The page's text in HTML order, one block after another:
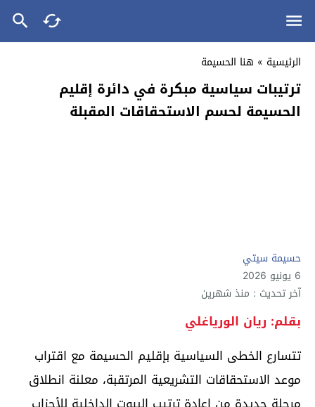
الرئيسية » هنا الحسيمة
ترتيبات سياسية مبكرة في دائرة إقليم
الحسيمة لحسم الاستحقاقات المقبلة
حسيمة سيتي
6 يونيو 2026
آخر تحديث : منذ شهرين
بقلم: ريان الورياغلي
تتسارع الخطى السياسية بإقليم الحسيمة مع اقتراب
موعد الاستحقاقات التشريعية المرتقبة، معلنة انطلاق